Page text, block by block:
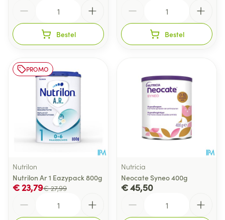
Bestel Bestel
PROMO
Nutrilon
Nutrilon Ar 1 Eazypack 800g
€ 27,99
€ 23,79
Nutricia
Neocate Syneo 400g
€ 45,50